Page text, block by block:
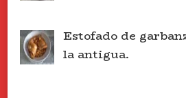
Estofado de
la antigua.